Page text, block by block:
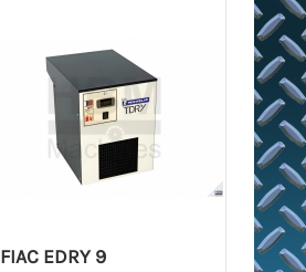
FIAC EDRY 9